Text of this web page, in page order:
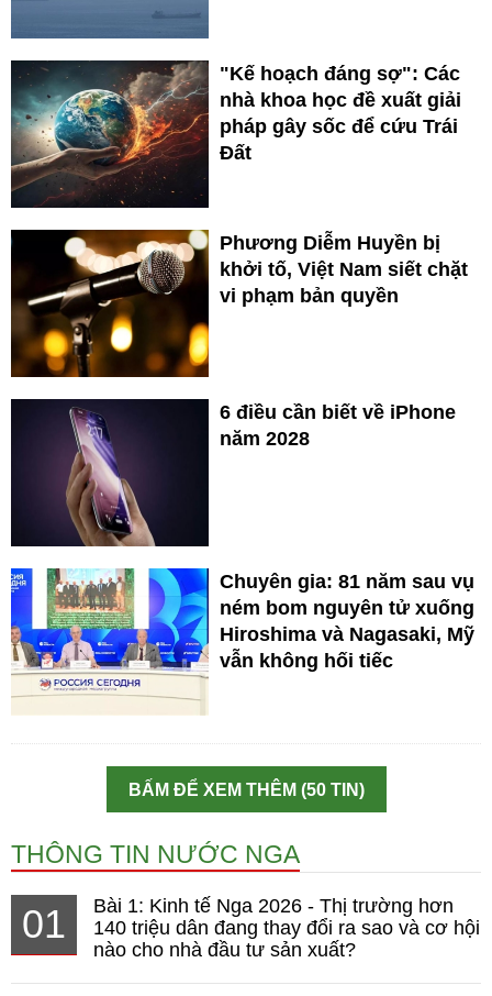
"Kế hoạch đáng sợ": Các
nhà khoa học đề xuất giải
pháp gây sốc để cứu Trái
Đất
Phương Diễm Huyền bị
khởi tố, Việt Nam siết chặt
vi phạm bản quyền
6 điều cần biết về iPhone
năm 2028
Chuyên gia: 81 năm sau vụ
ném bom nguyên tử xuống
Hiroshima và Nagasaki, Mỹ
vẫn không hối tiếc
BẤM ĐỂ XEM THÊM (50 TIN)
THÔNG TIN NƯỚC NGA
01
Bài 1: Kinh tế Nga 2026 - Thị trường hơn
140 triệu dân đang thay đổi ra sao và cơ hội
nào cho nhà đầu tư sản xuất?